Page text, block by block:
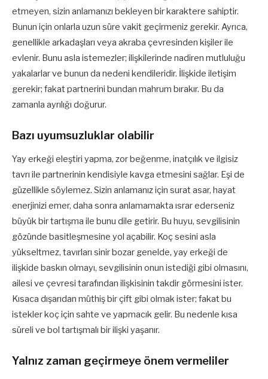
etmeyen, sizin anlamanızı bekleyen bir karaktere sahiptir.
Bunun için onlarla uzun süre vakit geçirmeniz gerekir. Ayrıca,
genellikle arkadaşları veya akraba çevresinden kişiler ile
evlenir. Bunu asla istemezler; ilişkilerinde nadiren mutluluğu
yakalarlar ve bunun da nedeni kendileridir. İlişkide iletişim
gerekir; fakat partnerini bundan mahrum bırakır. Bu da
zamanla ayrılığı doğurur.
Bazı uyumsuzluklar olabilir
Yay erkeği eleştiri yapma, zor beğenme, inatçılık ve ilgisiz
tavrı ile partnerinin kendisiyle kavga etmesini sağlar. Eşi de
güzellikle söylemez. Sizin anlamanız için surat asar, hayat
enerjinizi emer, daha sonra anlamamakta ısrar ederseniz
büyük bir tartışma ile bunu dile getirir. Bu huyu, sevgilisinin
gözünde basitleşmesine yol açabilir. Koç sesini asla
yükseltmez, tavırları sinir bozar genelde, yay erkeği de
ilişkide baskın olmayı, sevgilisinin onun istediği gibi olmasını,
ailesi ve çevresi tarafından ilişkisinin takdir görmesini ister.
Kısaca dışarıdan müthiş bir çift gibi olmak ister; fakat bu
istekler koç için sahte ve yapmacık gelir. Bu nedenle kısa
süreli ve bol tartışmalı bir ilişki yaşanır.
Yalnız zaman geçirmeye önem vermeliler